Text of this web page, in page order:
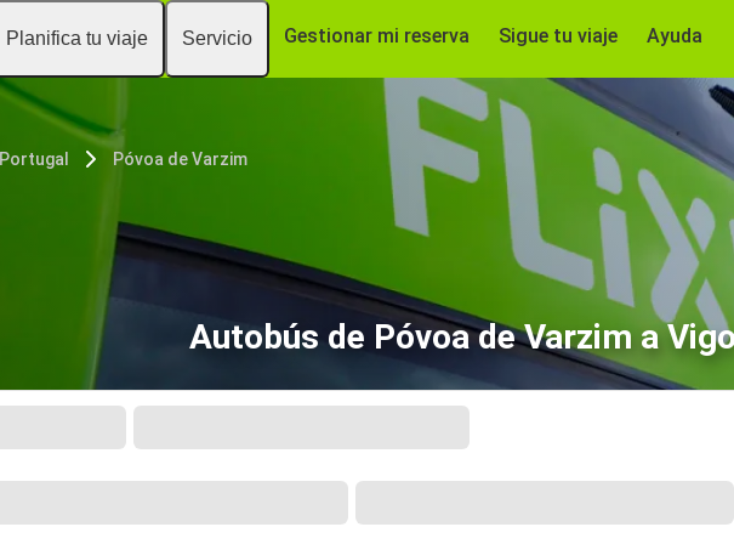
Planifica tu viaje Servicio Gestionar mi reserva Sigue tu viaje Ayuda
Portugal Póvoa de Varzim
Autobús de Póvoa de Varzim a